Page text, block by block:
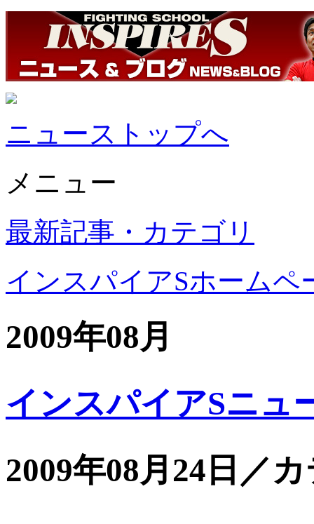
ニューストップへ
メニュー
最新記事・カテゴリ
インスパイアSホームペ
2009年08月
インスパイアSニュ
2009年08月24日／